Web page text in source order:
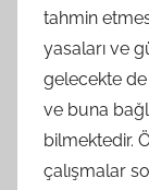
tahmin
yasaları ve
gelecekte
ve buna
bilmektedir.
çalışmalar